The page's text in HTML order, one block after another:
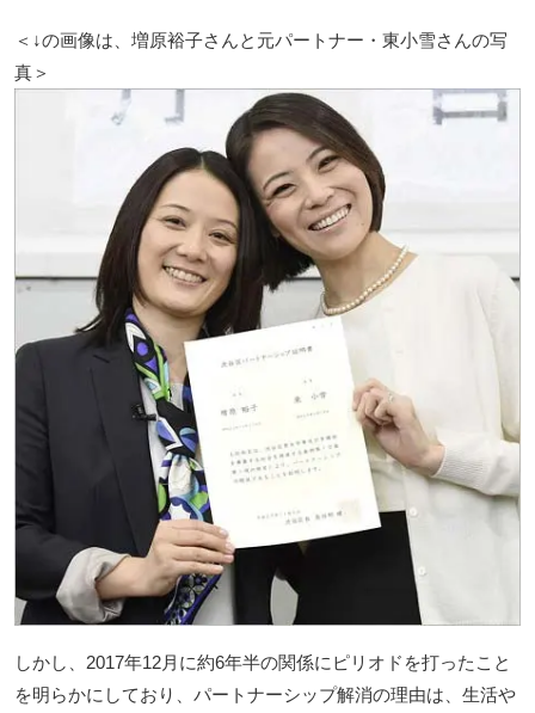
＜↓の画像は、増原裕子さんと元パートナー・東小雪さんの写
真＞
しかし、2017年12月に約6年半の関係にピリオドを打ったこと
を明らかにしており、パートナーシップ解消の理由は、生活や